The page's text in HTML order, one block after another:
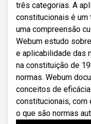
três categorias. A
constitucionais é
uma compreensão
Webum estudo
e aplicabilidade das
na constituição de
normas. Webum
conceitos de
constitucionais, com
o que são normas